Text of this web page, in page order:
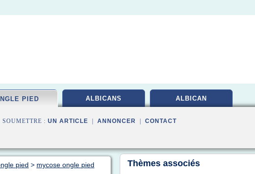
PIED ALBICANS ALBICAN
: UN ARTICLE ANNONCER CONTACT
pied > mycose ongle pied
Thèmes associés